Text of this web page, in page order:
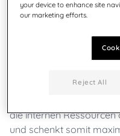
Welches
Voraussetzungen,
skalierbare SaaS-
bietet, passt
mit seinen spezifischen
die internen
und schenkt somit
your device to enhance site
our marketing efforts.
Reject All